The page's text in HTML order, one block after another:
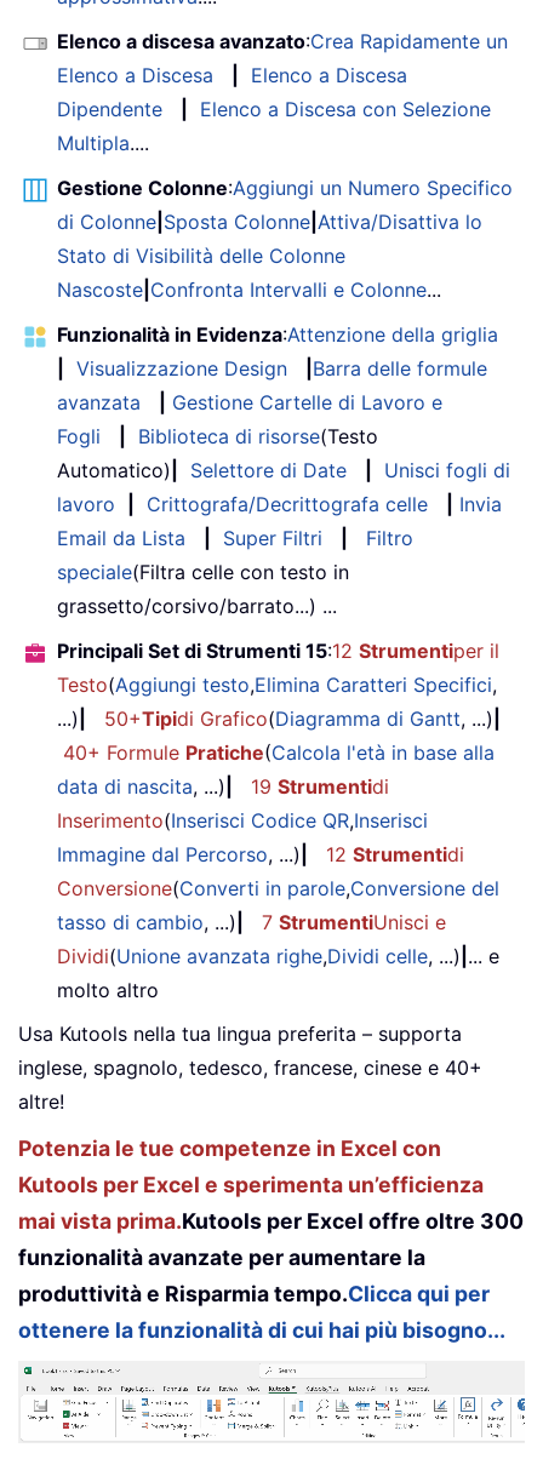
Elenco a discesa avanzato:Crea Rapidamente un
Elenco a Discesa
Elenco a Discesa
Dipendente
Elenco a Discesa con Selezione
Multipla....
Gestione Colonne:Aggiungi un Numero Specifico
di Colonne Sposta Colonne Attiva/Disattiva lo
Stato di Visibilità delle Colonne
Nascoste Confronta Intervalli e Colonne...
Funzionalità in Evidenza:Attenzione della griglia
Visualizzazione Design
Barra delle formule
avanzata
Gestione Cartelle di Lavoro e
Fogli
Biblioteca di risorse(Testo
Automatico)
Selettore di Date
Unisci fogli di
lavoro
Crittografa/Decrittografa celle
Invia
Email da Lista
Super Filtri
Filtro
speciale(Filtra celle con testo in
grassetto/corsivo/barrato...) ...
Principali Set di Strumenti 15:12 Strumentiper il
Testo(Aggiungi testo,Elimina Caratteri Specifici,
...)
50+Tipidi Grafico(Diagramma di Gantt, ...)
40+ Formule Pratiche(Calcola l'età in base alla
data di nascita, ...) 19 Strumentidi
Inserimento(Inserisci Codice QR,Inserisci
Immagine dal Percorso, ...) 12 Strumentidi
Conversione(Converti in parole,Conversione del
tasso di cambio, ...) 7 StrumentiUnisci e
Dividi(Unione avanzata righe,Dividi celle, ...) ... e
molto altro
Usa Kutools nella tua lingua preferita – supporta
inglese, spagnolo, tedesco, francese, cinese e 40+
altre!
Potenzia le tue competenze in Excel con
Kutools per Excel e sperimenta un’efficienza
mai vista prima.Kutools per Excel offre oltre 300
funzionalità avanzate per aumentare la
produttività e Risparmia tempo.Clicca qui per
ottenere la funzionalità di cui hai più bisogno...